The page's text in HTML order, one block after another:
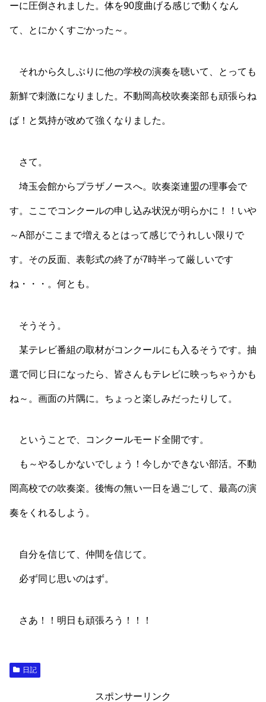
ーに圧倒されました。体を90度曲げる感じで動くなん
て、とにかくすごかった～。
それから久しぶりに他の学校の演奏を聴いて、とっても
新鮮で刺激になりました。不動岡高校吹奏楽部も頑張らね
ば！と気持が改めて強くなりました。
さて。
埼玉会館からプラザノースへ。吹奏楽連盟の理事会で
す。ここでコンクールの申し込み状況が明らかに！！いや
～A部がここまで増えるとはって感じでうれしい限りで
す。その反面、表彰式の終了が7時半って厳しいです
ね・・・。何とも。
そうそう。
某テレビ番組の取材がコンクールにも入るそうです。抽
選で同じ日になったら、皆さんもテレビに映っちゃうかも
ね～。画面の片隅に。ちょっと楽しみだったりして。
ということで、コンクールモード全開です。
も～やるしかないでしょう！今しかできない部活。不動
岡高校での吹奏楽。後悔の無い一日を過ごして、最高の演
奏をくれるしよう。
自分を信じて、仲間を信じて。
必ず同じ思いのはず。
さあ！！明日も頑張ろう！！！
日記
スポンサーリンク